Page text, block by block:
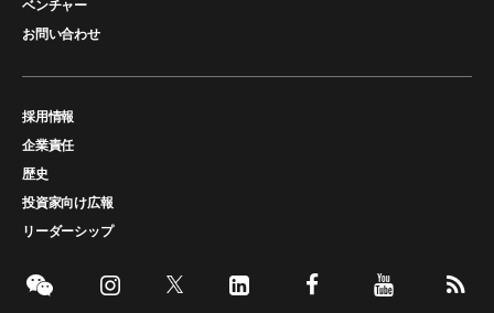
ベンチャー
お問い合わせ
採用情報
企業責任
歴史
投資家向け広報
リーダーシップ